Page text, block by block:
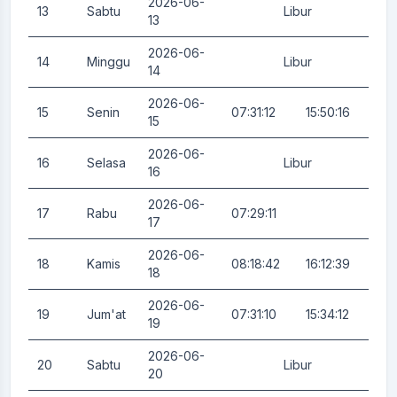
13 Sabtu
13
Libur
14 Minggu
2026-06-
14
Libur
15 Senin
2026-06-
15
07:31:12 15:50:16
16 Selasa
2026-06-
16
Libur
17 Rabu
2026-06-
17
07:29:11
18 Kamis
2026-06-
18
08:18:42 16:12:39
19 Jum'at
2026-06-
19
07:31:10 15:34:12
20 Sabtu
2026-06-
20
Libur